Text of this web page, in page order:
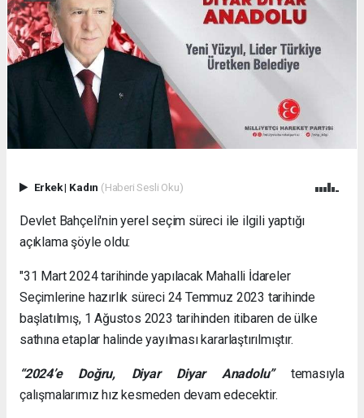
Erkek| Kadın (Haberi Sesli Oku)
Devlet Bahçeli'nin yerel seçim süreci ile ilgili yaptığı
açıklama şöyle oldu:
"31 Mart 2024 tarihinde yapılacak Mahalli İdareler
Seçimlerine hazırlık süreci 24 Temmuz 2023 tarihinde
başlatılmış, 1 Ağustos 2023 tarihinden itibaren de ülke
sathına etaplar halinde yayılması kararlaştırılmıştır.
“2024’e Doğru, Diyar Diyar Anadolu”temasıyla
çalışmalarımız hız kesmeden devam edecektir.